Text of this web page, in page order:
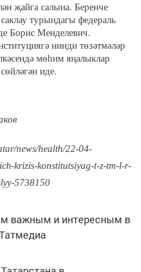
җайга салына. Беренче
турындагы федераль
Борис Менделевич.
нинди төзәтмәләр
мөһим яңалыклар
иде.
news/health/22-04-
krizis-konstitutsiyag-t-z-tm-l-r-
5738150
важным и интересным в